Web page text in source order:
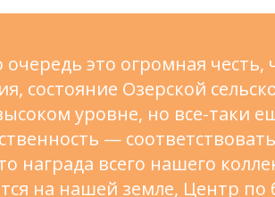
очередь это огромная честь,
состояние Озерской
уровне, но все-таки
—
награда всего нашего
на нашей земле, Центр по